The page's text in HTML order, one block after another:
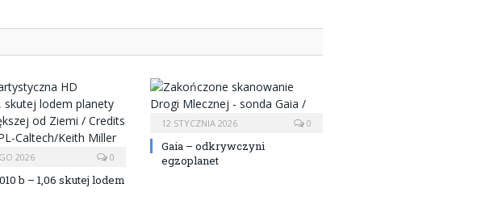
2026 0
b – 1,06 skutej lodem
12 STYCZNIA 2026 0
Gaia – odkrywczyni
egzoplanet